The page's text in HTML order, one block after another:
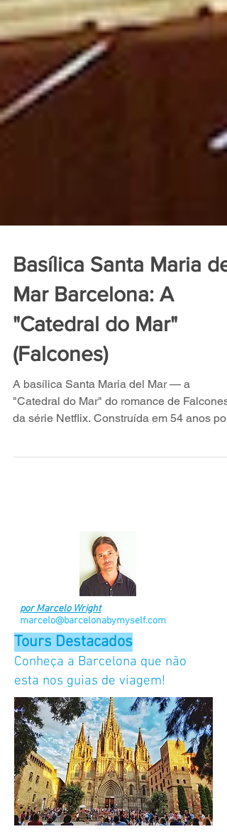
Basílica Santa Maria del
Mar Barcelona: A
"Catedral do Mar"
(Falcones)
A basílica Santa Maria del Mar — a
da série Netflix. Construída em 54 anos por
por Marcelo Wright
marcelo@barcelonabymyself.com
Tours Destacados
Conheça a Barcelona que não
esta nos guias de viagem!